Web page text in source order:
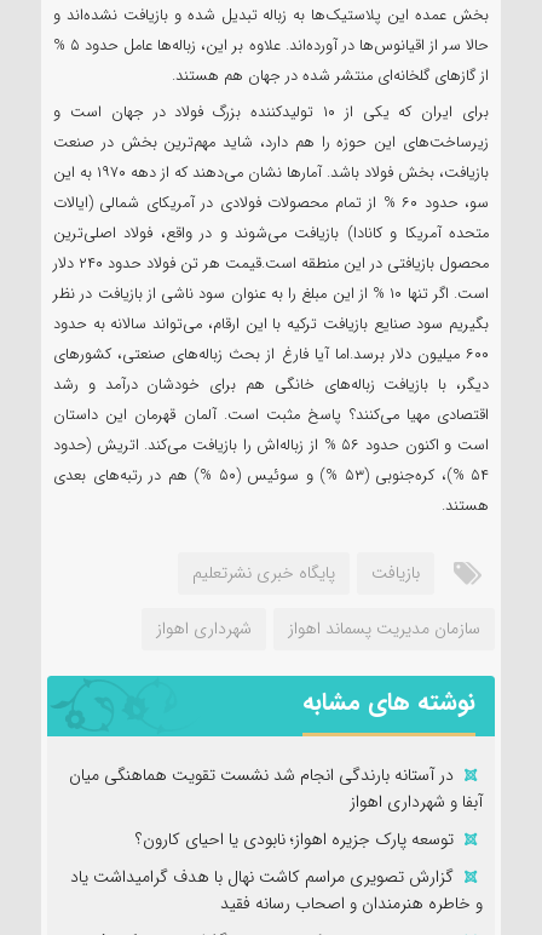
بخش عمده این پلاستیک‌ها به زباله تبدیل شده و بازیافت نشده‌اند و
حالا سر از اقیانوس‌ها در آورده‌اند. علاوه بر این، زباله‌ها عامل حدود ۵ %
از گازهای گلخانه‌ای منتشر شده در جهان هم هستند.
برای ایران که یکی از ۱۰ تولیدکننده بزرگ فولاد در جهان است و
زیرساخت‌های این حوزه را هم دارد، شاید مهم‌ترین بخش در صنعت
بازیافت، بخش فولاد باشد. آمارها نشان می‌دهند که از دهه ۱۹۷۰ به این
سو، حدود ۶۰ % از تمام محصولات فولادی در آمریکای شمالی (ایالات
متحده آمریکا و کانادا) بازیافت می‌شوند و در واقع، فولاد اصلی‌ترین
محصول بازیافتی در این منطقه است.قیمت هر تن فولاد حدود ۲۴۰ دلار
است. اگر تنها ۱۰ % از این مبلغ را به عنوان سود ناشی از بازیافت در نظر
بگیریم سود صنایع بازیافت ترکیه با این ارقام، می‌تواند سالانه به حدود
۶۰۰ میلیون دلار برسد.اما آیا فارغ از بحث زباله‌های صنعتی، کشورهای
دیگر، با بازیافت زباله‌های خانگی هم برای خودشان درآمد و رشد
اقتصادی مهیا می‌کنند؟ پاسخ مثبت است. آلمان قهرمان این داستان
است و اکنون حدود ۵۶ % از زباله‌اش را بازیافت می‌کند. اتریش (حدود
۵۴ %)، کره‌جنوبی (۵۳ %) و سوئیس (۵۰ %) هم در رتبه‌های بعدی
هستند.
بازیافت پایگاه خبری نشرتعلیم
سازمان مدیریت پسماند اهواز شهرداری اهواز
نوشته های مشابه
در آستانه بارندگی‌ انجام شد نشست تقویت هماهنگی میان
آبفا و شهرداری اهواز
توسعه پارک جزیره اهواز؛ نابودی یا احیای کارون؟
گزارش تصویری مراسم کاشت نهال با هدف گرامیداشت یاد
و خاطره هنرمندان و اصحاب رسانه فقید